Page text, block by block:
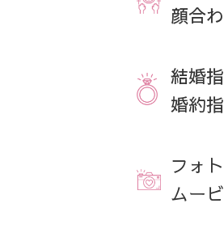
顔合
結婚
婚約
フォト
ムー